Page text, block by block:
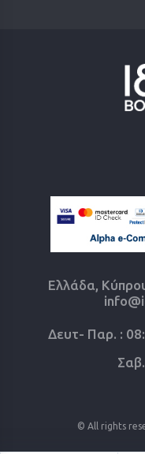
Ελλάδα,
Δευτ- Παρ. :
© All rights